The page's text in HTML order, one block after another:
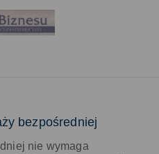
bezpośredniej
nie wymaga